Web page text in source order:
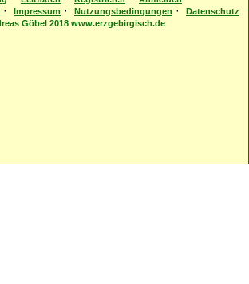
· Impressum · Nutzungsbedingungen ·
Datenschutz
Göbel 2018 www.erzgebirgisch.de